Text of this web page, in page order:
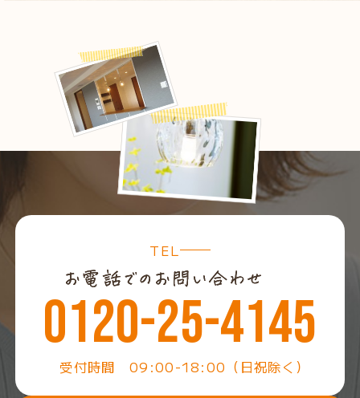
TEL
0120-25-4145
受付時間 09:00-18:00（日祝除く）